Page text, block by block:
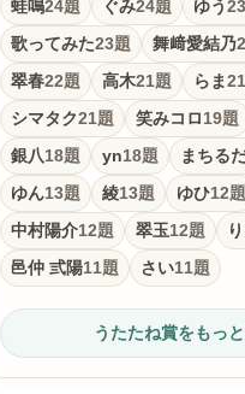
蛙鳴24題 ぐみ24題 ゆう
歌ってみた23題 舞﨑愛結乃
翠春22題 高木21題 らま
シマタク21題 笑みコロ19題
銀八18題 yn18題 まちる
ゆん13題 綾13題 ゆひ12題
中村陽介12題 翠玉12題
邑仲 弎陽11題 さい11題
うたたね賞をもっ